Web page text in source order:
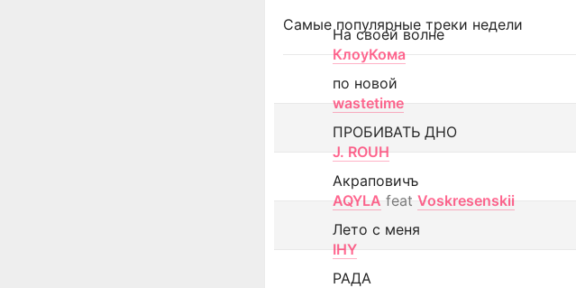
Самые популярные треки недели
На своей волне
КлоуКома
по новой
wastetime
ПРОБИВАТЬ ДНО
J. ROUH
Акраповичъ
AQYLA feat Voskresenskii
Лето с меня
IHY
РАДА